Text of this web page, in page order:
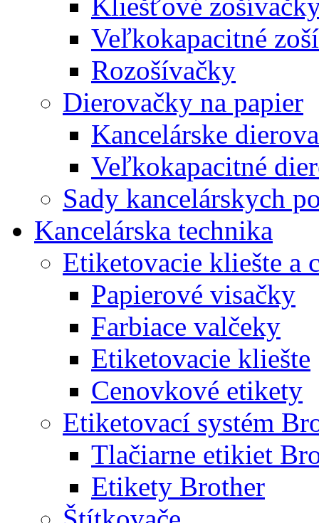
Veľkokapacitné
Rozošívačky
Dierovačky na papier
Kancelárske
Veľkokapacitné
Sady kancelárskych
Kancelárska technika
Etiketovacie kliešte a
Papierové visačky
Farbiace valčeky
Etiketovacie kliešte
Cenovkové etikety
Etiketovací systém
Tlačiarne etikiet
Etikety Brother